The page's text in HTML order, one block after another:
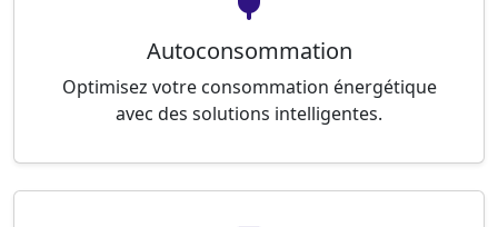
Autoconsommation
Optimisez votre consommation énergétique
avec des solutions intelligentes.